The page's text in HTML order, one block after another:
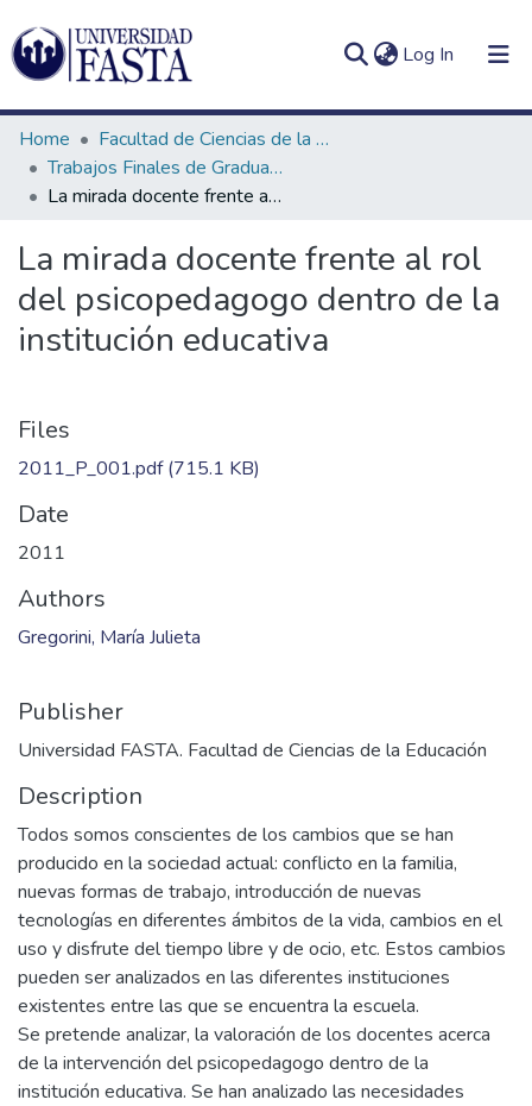
Log In (current)
Communities
&
Collections
All of DSpace
In(current)
Home
Facultad de Ciencias de la Educación
Trabajos Finales de Graduación de Prof. y Lic. en Psicopedagogía (Presencial)
La mirada docente frente al rol del psicopedagogo dentro de la institución educativa
La mirada docente frente al rol
del psicopedagogo dentro de la
institución educativa
Files
2011_P_001.pdf(715.1 KB)
Date
2011
Authors
Gregorini, María Julieta
Publisher
Universidad FASTA. Facultad de Ciencias de la Educación
Description
Todos somos conscientes de los cambios que se han
producido en la sociedad actual: conflicto en la familia,
nuevas formas de trabajo, introducción de nuevas
tecnologías en diferentes ámbitos de la vida, cambios en el
uso y disfrute del tiempo libre y de ocio, etc. Estos cambios
pueden ser analizados en las diferentes instituciones
existentes entre las que se encuentra la escuela.
Se pretende analizar, la valoración de los docentes acerca
de la intervención del psicopedagogo dentro de la
institución educativa. Se han analizado las necesidades